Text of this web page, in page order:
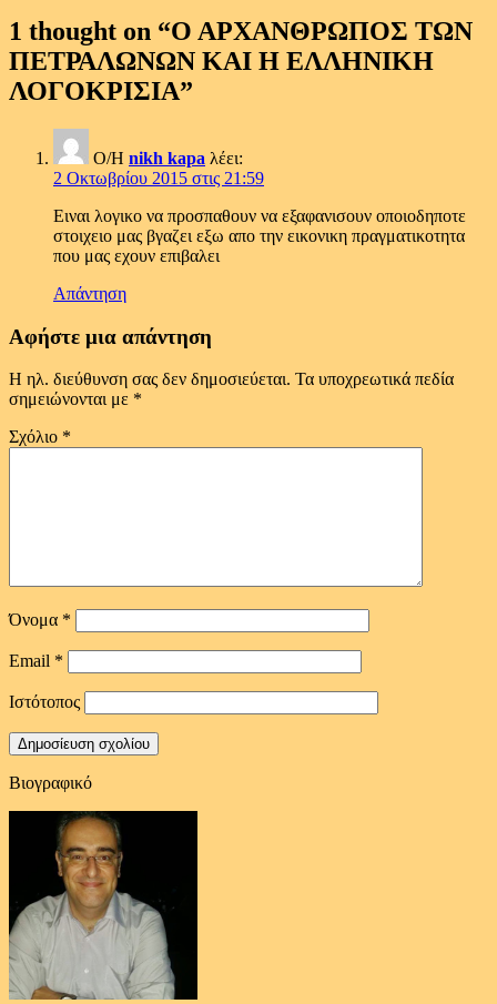
1 thought on “Ο ΑΡΧΑΝΘΡΩΠΟΣ ΤΩΝ
ΠΕΤΡΑΛΩΝΩΝ ΚΑΙ Η ΕΛΛΗΝΙΚΗ
ΛΟΓΟΚΡΙΣΙΑ”
Ο/Η nikh kapa λέει:
2 Οκτωβρίου 2015 στις 21:59
Ειναι λογικο να προσπαθουν να εξαφανισουν οποιοδηποτε
στοιχειο μας βγαζει εξω απο την εικονικη πραγματικοτητα
που μας εχουν επιβαλει
Απάντηση
Αφήστε μια απάντηση
Η ηλ. διεύθυνση σας δεν δημοσιεύεται. Τα υποχρεωτικά πεδία
σημειώνονται με *
Σχόλιο *
Όνομα *
Email *
Ιστότοπος
Βιογραφικό